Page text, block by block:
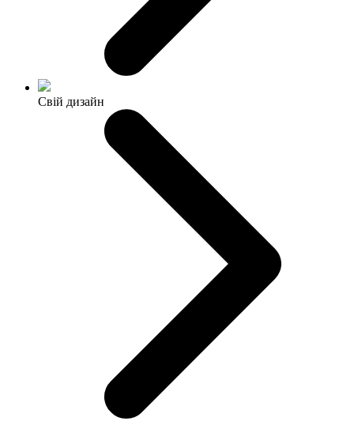
Свій дизайн